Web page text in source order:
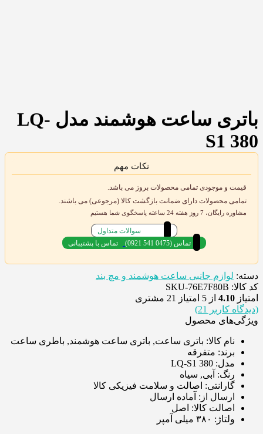
باتری ساعت هوشمند مدل LQ-
S1 380
نکات مهم
قیمت و موجودی تمامی محصولات بروز می باشد.
تمامی محصولات دارای ضمانت بازگشت کالا (مرجوعی) می باشند.
مشاوره رایگان، 7 روز هفته 24 ساعته پاسخگوی شما هستیم
سوالات متداول
(0921 541 0475) تماس
تماس با پشتیبانی
دسته: لوازم جانبی ساعت هوشمند و مچ بند
کد کالا: SKU-76E7F80B
امتیاز 4.10 از 5 امتیاز 21 مشتری
(دیدگاه کاربر
21
)
ویژگی‌های محصول
نام کالا: باتری ساعت, باتری ساعت هوشمند, باطری ساعت
برند: متفرقه
مدل: LQ-S1 380
رنگ: آبی, سیاه
گارانتی: اصالت و سلامت فیزیکی کالا
ارسال از: آماده ارسال
اصالت کالا: اصل
ولتاژ: ۳۸۰ میلی آمپر